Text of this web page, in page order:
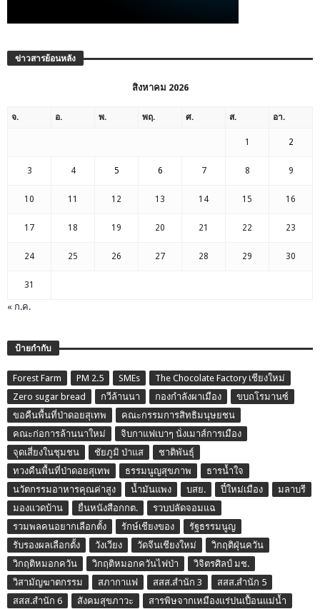
ข่าวสารย้อนหลัง
สิงหาคม 2026
จ. อ. พ. พฤ. ศ. ส. อา.
1 2
3 4 5 6 7 8 9
10 11 12 13 14 15 16
17 18 19 20 21 22 23
24 25 26 27 28 29 30
31
« ก.ค.
ป้ายกำกับ
Forest Farm PM 2.5 SMEs
The Chocolate Factory เชียงใหม่
Zero sugar bread
กวีล้านนา กองกำลังผาเมือง
ขบถโรมานซ์
ขอคืนพื้นที่ป่าดอยสุเทพ
คณะกรรมการสิทธิมนุษยชน
คณะก่อการล้านนาใหม่
จิบกาแฟเบาๆ นั่งเมาส์การเมือง
จุดเสี่ยงในชุมชน
ชัยภูมิ ป่าแส
ชาติพันธุ์
ทวงคืนพื้นที่ป่าดอยสุเทพ
ธรรมนูญสุขภาพ
ธารน้ำใจ
นวัตกรรมอาหารคุณค่าสูง
น้ำมันแพง บสย. ปี๋ใหม่เมือง
มลาบรี
มองแวดบ้าน
ยื่นหนังสือกกต.
รวบปลัดจอมแฉ
รวมพลคนอยากเลือกตั้ง
รักษ์เชียงของ
รัฐธรรมนูญ
รับรองผลเลือกตั้ง
วังเวียง วัดจีนเชียงใหม่
วิกฤติฝุ่นควัน
วิกฤติหมอกควัน
วิกฤติหมอกควันไฟป่า
วิจิตรศิลป์ มช.
วิสามัญฆาตกรรม
สภากาแฟ สสส.สำนัก 3
สสส.สำนัก 5
สสส.สำนัก 6
สังคมสุขภาวะ สารพิษจากเหมืองแร่ปนเปื้อนแม่น้ำ